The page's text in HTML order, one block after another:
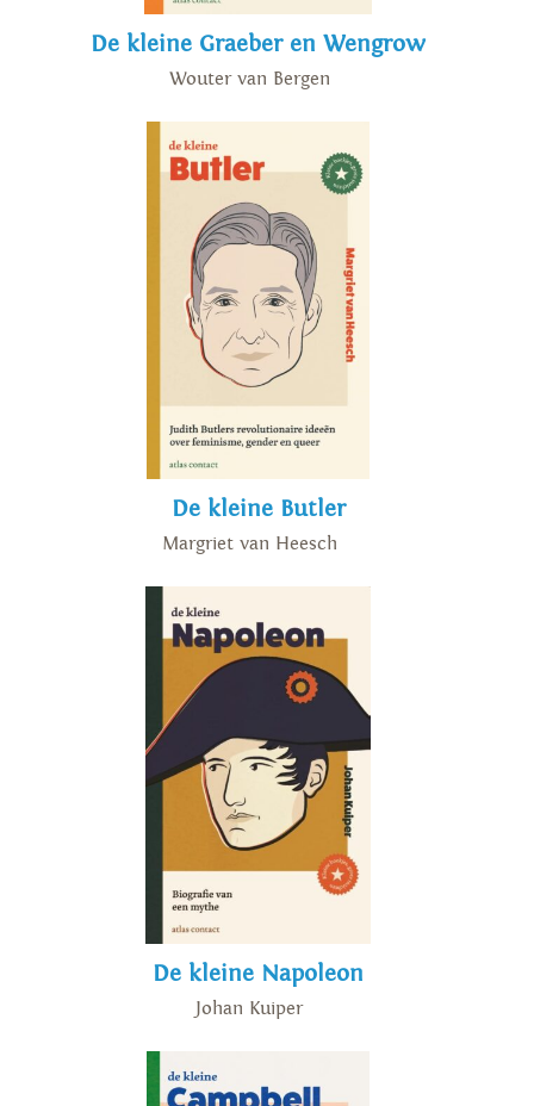
De kleine Graeber en Wengrow
Wouter van Bergen
De kleine Butler
Margriet van Heesch
De kleine Napoleon
Johan Kuiper